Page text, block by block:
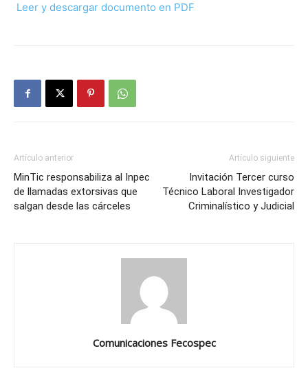
Leer y descargar documento en PDF
Artículo anterior
MinTic responsabiliza al Inpec
de llamadas extorsivas que
salgan desde las cárceles
Artículo siguiente
Invitación Tercer curso
Técnico Laboral Investigador
Criminalístico y Judicial
Comunicaciones Fecospec